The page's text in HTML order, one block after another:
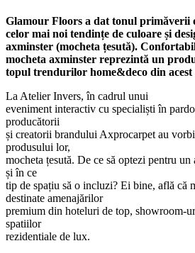
Glamour Floors a dat tonul primăverii
celor mai noi tendințe de culoare și
axminster (mocheta țesută).
mocheta axminster reprezintă un
topul trendurilor home&deco din acest
La Atelier Invers, în cadrul unui
eveniment interactiv cu specialiști în
producătorii
și creatorii brandului Axprocarpet au
produsului lor,
mocheta țesută. De ce să optezi pentru un
și în ce
tip de spațiu să o incluzi? Ei bine, află că
destinate amenajărilor
premium din hoteluri de top, showroom-
spatiilor
rezidentiale de lux.